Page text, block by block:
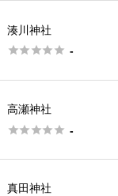
湊川神社
 -
高瀬神社
 -
真田神社